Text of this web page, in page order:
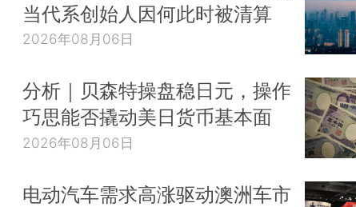
当代系创始人因何此时被清算
2026年08月06日
分析｜贝森特操盘稳日元，操作
巧思能否撬动美日货币基本面
2026年08月06日
电动汽车需求高涨驱动澳洲车市